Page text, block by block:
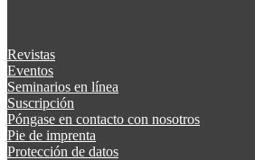
Revistas
Eventos
Seminarios en línea
Suscripción
Póngase en contacto con nosotros
Pie de imprenta
Protección de datos